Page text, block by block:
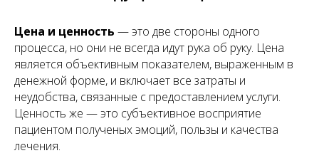
Цена и ценность — это две стороны одного
процесса, но они не всегда идут рука об руку. Цена
является объективным показателем, выраженным в
денежной форме, и включает все затраты и
неудобства, связанные с предоставлением услуги.
Ценность же — это субъективное восприятие
пациентом полученых эмоций, пользы и качества
лечения.